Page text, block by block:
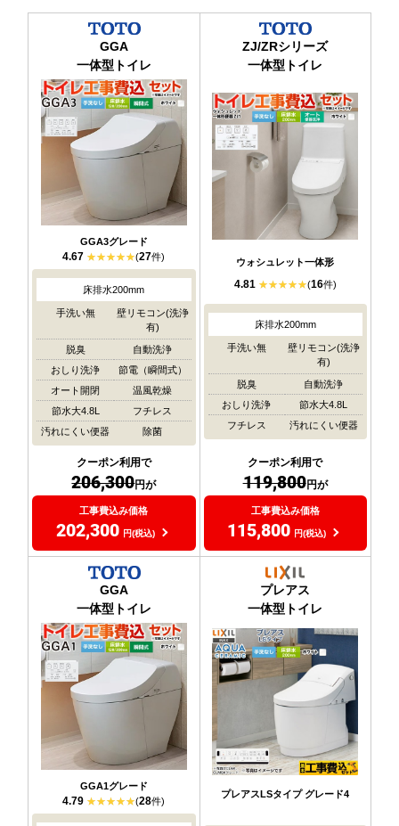
GGA
一体型トイレ
GGA3グレード
4.67 (27件)
床排水200mm
手洗い無
壁リモコン(洗浄
有)
脱臭
自動洗浄
おしり洗浄
節電（瞬間式）
オート開閉
温風乾燥
節水大4.8L
フチレス
汚れにくい便器
除菌
クーポン利用で
206,300円が
工事費込み価格
202,300 円(税込)
ZJ/ZRシリーズ
一体型トイレ
ウォシュレット一体形
4.81 (16件)
床排水200mm
手洗い無
壁リモコン(洗浄
有)
脱臭
自動洗浄
おしり洗浄
節水大4.8L
フチレス
汚れにくい便器
クーポン利用で
119,800円が
工事費込み価格
115,800 円(税込)
GGA
一体型トイレ
GGA1グレード
4.79 (28件)
プレアス
一体型トイレ
プレアスLSタイプ グレード4